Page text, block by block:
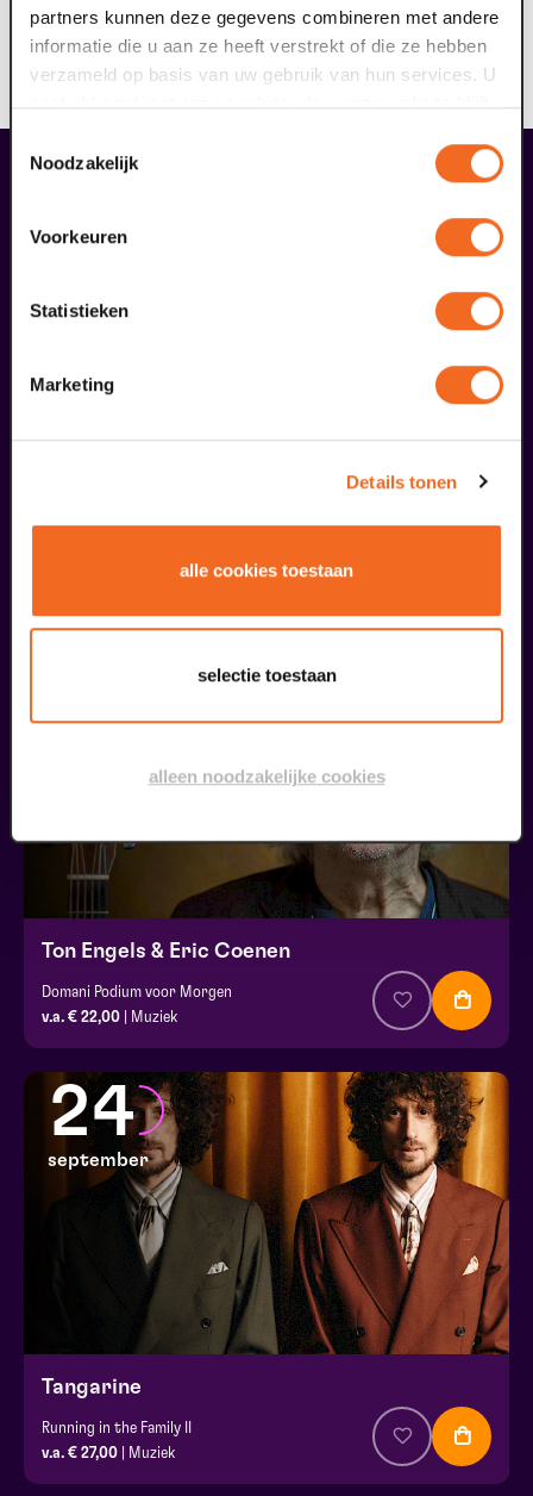
partners kunnen deze gegevens combineren met andere
informatie die u aan ze heeft verstrekt of die ze hebben
verzameld op basis van uw gebruik van hun services. U
gaat akkoord met onze cookies als u onze website blijft
Noodzakelijk
Voorkeuren
Statistieken
Marketing
Details tonen
alle cookies toestaan
selectie toestaan
alleen noodzakelijke cookies
Bij deze voorstelling is geen enkele korting geldig.
liefhebbers bestelden ook...
09
september
Ton Engels & Eric Coenen
Domani Podium voor Morgen
v.a. € 22,00 | Muziek
24
september
Tangarine
Running in the Family II
v.a. € 27,00 | Muziek